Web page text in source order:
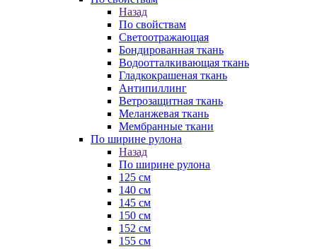
Назад
По свойствам
Светоотражающая
Бондированная ткань
Водоотталкивающая ткань
Гладкокрашеная ткань
Антипиллинг
Ветрозащитная ткань
Меланжевая ткань
Мембранные ткани
По ширине рулона
Назад
По ширине рулона
125 см
140 см
145 см
150 см
152 см
155 см